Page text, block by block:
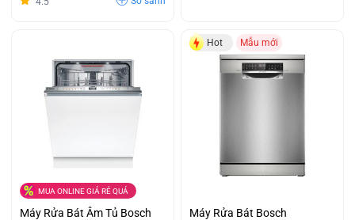
MUA ONLINE GIÁ RẺ QUÁ
Máy Rửa Bát Âm Tủ Bosch
Hot Mẫu mới
Máy Rửa Bát Bosch